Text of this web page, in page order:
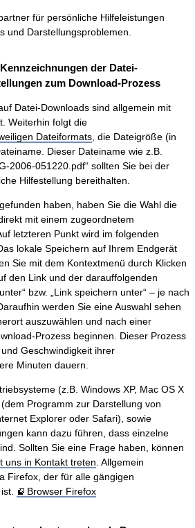
für persönliche Hilfeleistungen
und Darstellungsproblemen.
der Datei-
zum Download-Prozess
Datei-Downloads sind allgemein mit
Weiterhin folgt die
Dateiformats , die Dateigröße (in
Dieser Dateiname wie z.B.
2006-051220.pdf“ sollten Sie bei der
Hilfestellung bereithalten.
haben, haben Sie die Wahl die
mit einem zugeordnetem
letzteren Punkt wird im folgenden
lokale Speichern auf Ihrem Endgerät
Sie mit dem Kontextmenü durch Klicken
den Link und der darauffolgenden
bzw. „Link speichern unter“ – je nach
werden Sie eine Auswahl sehen
auszuwählen und nach einer
Prozess beginnen. Dieser Prozess
Geschwindigkeit ihrer
Minuten dauern.
(z.B. Windows XP, Mac OS X
Programm zur Darstellung von
Explorer oder Safari), sowie
kann dazu führen, dass einzelne
Sollten Sie eine Frage haben, können
uns in Kontakt treten . Allgemein
Firefox, der für alle gängigen
Browser Firefox